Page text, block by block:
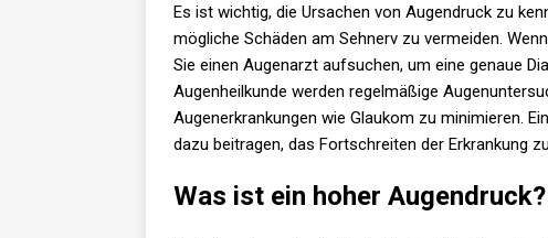
Es ist wichtig, die Ursachen von Augendruck zu
mögliche Schäden am Sehnerv zu vermeiden.
Sie einen Augenarzt aufsuchen, um eine genaue
Augenheilkunde werden regelmäßige
Augenerkrankungen wie Glaukom zu minimieren.
dazu beitragen, das Fortschreiten der Erkrankung
Was ist ein hoher Augendruck?